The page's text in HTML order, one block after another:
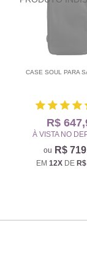
CASE SOUL PARA
R$
À VISTA NO
R$
EM 12X DE